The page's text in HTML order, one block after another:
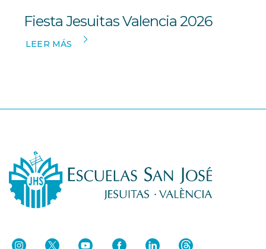
Fiesta Jesuitas Valencia 2026
LEER MÁS